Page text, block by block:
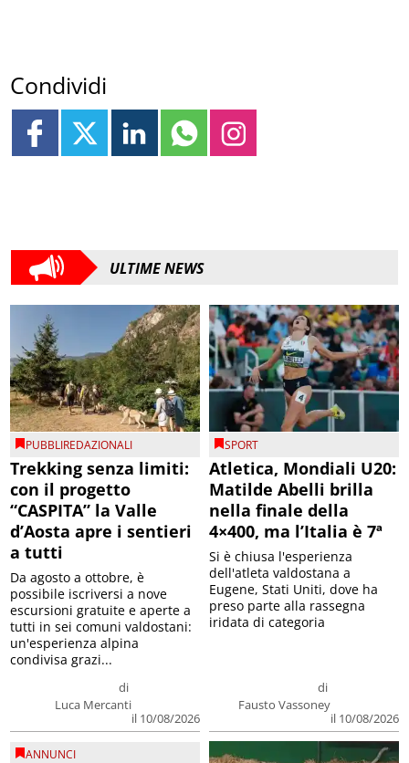
Condividi
ULTIME NEWS
PUBBLIREDAZIONALI
Trekking senza limiti:
con il progetto
“CASPITA” la Valle
d’Aosta apre i sentieri
a tutti
di
Luca Mercanti
il 10/08/2026
Da agosto a ottobre, è
possibile iscriversi a nove
escursioni gratuite e aperte a
tutti in sei comuni valdostani:
un'esperienza alpina
condivisa grazi...
SPORT
Atletica, Mondiali U20:
Matilde Abelli brilla
nella finale della
4×400, ma l’Italia è 7ª
di
Fausto Vassoney
il 10/08/2026
Si è chiusa l'esperienza
dell'atleta valdostana a
Eugene, Stati Uniti, dove ha
preso parte alla rassegna
iridata di categoria
ANNUNCI